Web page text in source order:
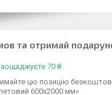
та отримай
70 ₴
цю позицію
600х2000 мм»